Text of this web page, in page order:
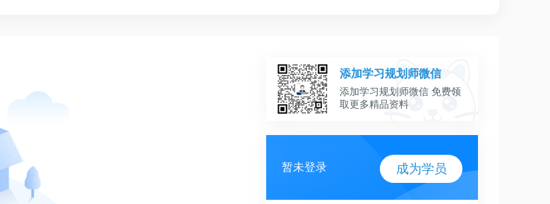
添加学习规划师微信
添加学习规划师微信 免费领
取更多精品资料
暂未登录 成为学员